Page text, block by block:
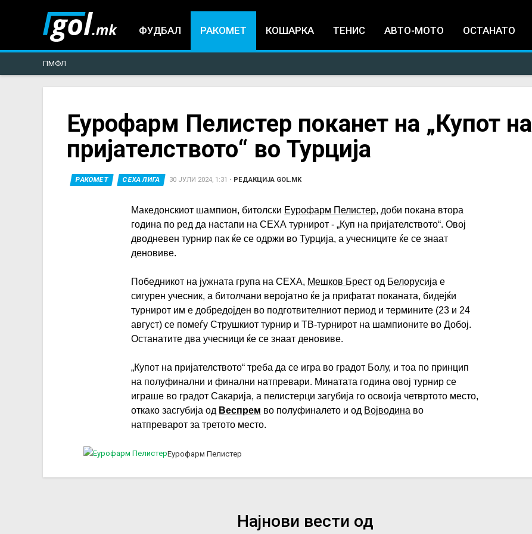
ФУДБАЛ РАКОМЕТ КОШАРКА ТЕНИС АВТО-МОТО ОСТАНАТО
ПМФЛ
here
Еурофарм Пелистер поканет на „Купот на
пријателството“ во Турција
РАКОМЕТ СЕХА ЛИГА 30 ЈУЛИ 2024, 1:31 • РЕДАКЦИЈА GOL.MK
Македонскиот шампион, битолски Еурофарм Пелистер, доби покана втора
година по ред да настапи на СЕХА турнирот - „Куп на пријателството“. Овој
дводневен турнир пак ќе се одржи во Турција, а учесниците ќе се знаат
деновиве.
Победникот на јужната група на СЕХА, Мешков Брест од Белорусија е
сигурен учесник, а битолчани веројатно ќе ја прифатат поканата, бидејќи
турнирот им е добредојден во подготвителниот период и термините (23 и 24
август) се помеѓу Струшкиот турнир и ТВ-турнирот на шампионите во Добој.
Останатите два учесници ќе се знаат деновиве.
„Купот на пријателството“ треба да се игра во градот Болу, и тоа по принцип
на полуфинални и финални натпревари. Минатата година овој турнир се
играше во градот Сакарија, а пелистерци загубија го освоија четвртото место,
откако засгубија од Веспрем во полуфиналето и од Војводина во
натпреварот за третото место.
Еурофарм Пелистер
Најнови вести од